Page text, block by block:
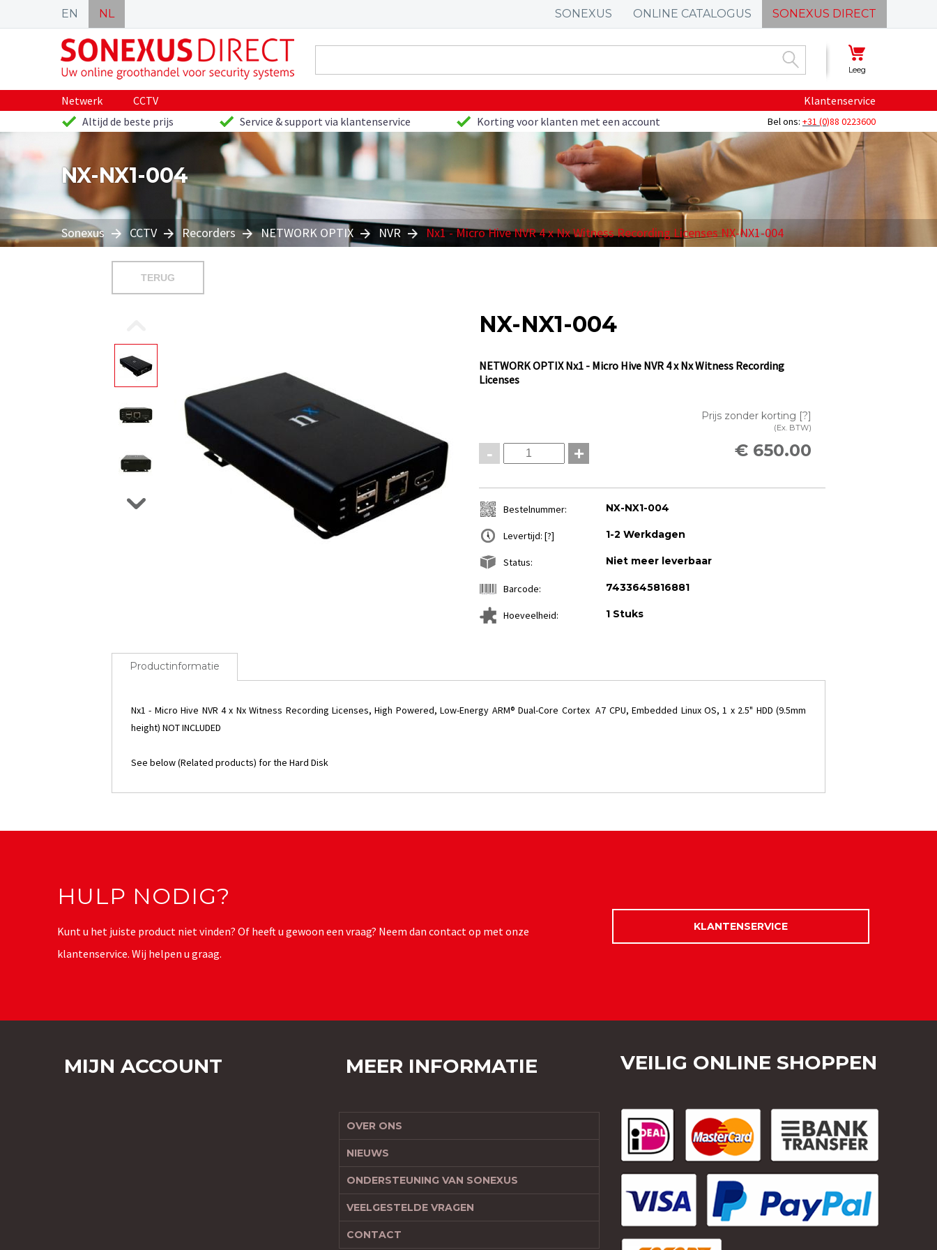
EN NL SONEXUS ONLINE CATALOGUS SONEXUS DIRECT
Leeg
Netwerk CCTV
Klantenservice
Altijd de beste prijs
Service & support via klantenservice Korting voor klanten met een account Bel ons: +31 (0)88 0223600
NX-NX1-004
Sonexus CCTV Recorders NETWORK OPTIX NVR Nx1 - Micro Hive NVR 4 x Nx Witness Recording Licenses NX-NX1-004
TERUG
NX-NX1-004
NETWORK OPTIX Nx1 - Micro Hive NVR 4 x Nx Witness Recording
Licenses
- +
Prijs zonder korting [?]
(Ex. BTW)
€ 650.00
Bestelnummer: NX-NX1-004
Levertijd: [?] 1-2 Werkdagen
Status: Niet meer leverbaar
Barcode: 7433645816881
Hoeveelheid: 1 Stuks
Productinformatie
Nx1 - Micro Hive NVR 4 x Nx Witness Recording Licenses, High Powered, Low-Energy ARM® Dual-Core Cortex A7 CPU, Embedded Linux OS, 1 x 2.5" HDD (9.5mm
height) NOT INCLUDED
See below (Related products) for the Hard Disk
HULP NODIG?
Kunt u het juiste product niet vinden? Of heeft u gewoon een vraag? Neem dan contact op met onze
klantenservice. Wij helpen u graag.
KLANTENSERVICE
MIJN ACCOUNT MEER INFORMATIE
OVER ONS
NIEUWS
ONDERSTEUNING VAN SONEXUS
VEELGESTELDE VRAGEN
CONTACT
VEILIG ONLINE SHOPPEN